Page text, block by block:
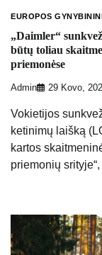
EUROPOS
„Daimler“
būtų toliau
priemonėse
Admin 29 Kovo,
Vokietijos
ketinimų laišką
kartos
priemonių